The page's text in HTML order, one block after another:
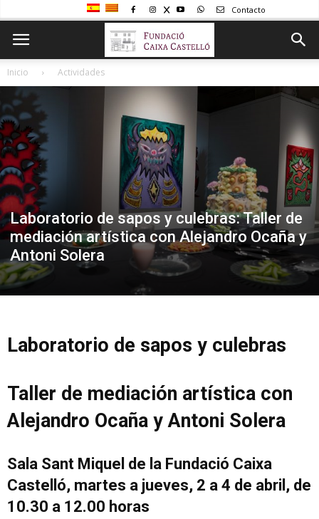
Contacto
Inicio Actividades
Laboratorio de sapos y culebras: Taller de
mediación artística con Alejandro Ocaña y
Antoni Solera
Laboratorio de sapos y culebras
Taller de mediación artística con
Alejandro Ocaña y Antoni Solera
Sala Sant Miquel de la Fundació Caixa
Castelló, martes a jueves, 2 a 4 de abril, de
10.30 a 12.00 horas